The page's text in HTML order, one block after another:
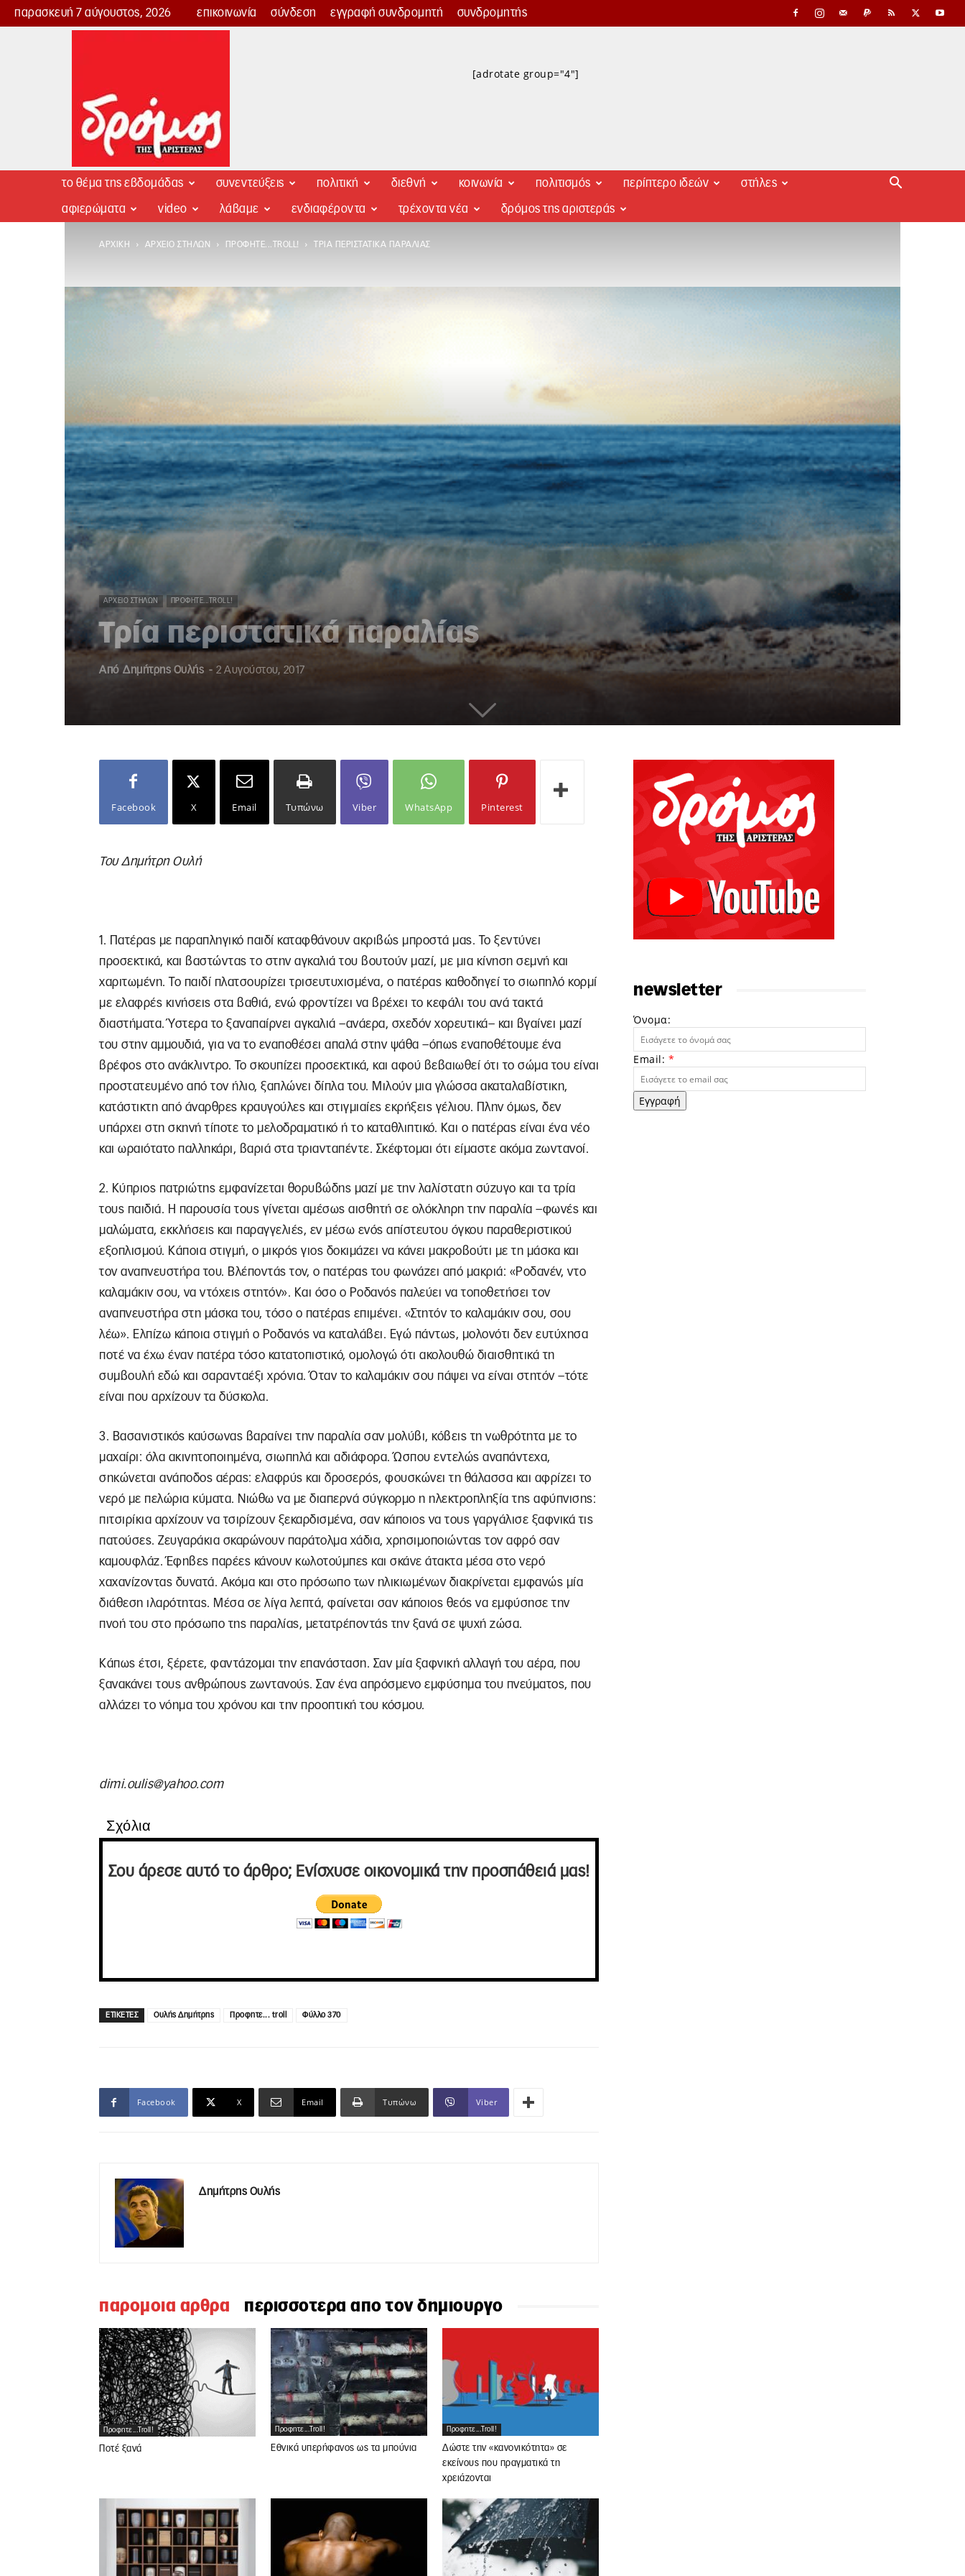
παρασκευή 7 αύγουστος, 2026 επικοινωνία σύνδεση εγγραφή συνδρομητή συνδρομητής
Δρόμος
[adrotate group="4"]
το θέμα της εβδομάδας συνεντεύξεις πολιτική διεθνή κοινωνία πολιτισμός περίπτερο ιδεών στήλες
αφιερώματα video λάβαμε ενδιαφέροντα τρέχοντα νέα δρόμος της αριστεράς
ΑΡΧΙΚΉ ΑΡΧΕΊΟ ΣΤΗΛΏΝ ΠΡΟΦΗΤΕ...TROLL! ΤΡΊΑ ΠΕΡΙΣΤΑΤΙΚΆ ΠΑΡΑΛΊΑΣ
ΑΡΧΕΊΟ ΣΤΗΛΏΝ ΠΡΟΦΗΤΕ...TROLL!
Τρία περιστατικά παραλίας
Από Δημήτρης Ουλής - 2 Αυγούστου, 2017
Facebook X Email Τυπώνω Viber WhatsApp Pinterest
Του Δημήτρη Ουλή
1. Πατέρας με παραπληγικό παιδί καταφθάνουν ακριβώς μπροστά μας. Το ξεντύνει
προσεκτικά, και βαστώντας το στην αγκαλιά του βουτούν μαζί, με μια κίνηση σεμνή και
χαριτωμένη. Το παιδί πλατσουρίζει τρισευτυχισμένα, ο πατέρας καθοδηγεί το σιωπηλό κορμί
με ελαφρές κινήσεις στα βαθιά, ενώ φροντίζει να βρέχει το κεφάλι του ανά τακτά
διαστήματα. Ύστερα το ξαναπαίρνει αγκαλιά –ανάερα, σχεδόν χορευτικά– και βγαίνει μαζί
του στην αμμουδιά, για να το εναποθέσει απαλά στην ψάθα –όπως εναποθέτουμε ένα
βρέφος στο ανάκλιντρο. Το σκουπίζει προσεκτικά, και αφού βεβαιωθεί ότι το σώμα του είναι
προστατευμένο από τον ήλιο, ξαπλώνει δίπλα του. Μιλούν μια γλώσσα ακαταλαβίστικη,
κατάστικτη από άναρθρες κραυγούλες και στιγμιαίες εκρήξεις γέλιου. Πλην όμως, δεν
υπάρχει στη σκηνή τίποτε το μελοδραματικό ή το καταθλιπτικό. Και ο πατέρας είναι ένα νέο
και ωραιότατο παλληκάρι, βαριά στα τριανταπέντε. Σκέφτομαι ότι είμαστε ακόμα ζωντανοί.
2. Κύπριος πατριώτης εμφανίζεται θορυβώδης μαζί με την λαλίστατη σύζυγο και τα τρία
τους παιδιά. Η παρουσία τους γίνεται αμέσως αισθητή σε ολόκληρη την παραλία –φωνές και
μαλώματα, εκκλήσεις και παραγγελιές, εν μέσω ενός απίστευτου όγκου παραθεριστικού
εξοπλισμού. Κάποια στιγμή, ο μικρός γιος δοκιμάζει να κάνει μακροβούτι με τη μάσκα και
τον αναπνευστήρα του. Βλέποντάς τον, ο πατέρας του φωνάζει από μακριά: «Ροδανέν, ντο
καλαμάκιν σου, να ντόχεις στητόν». Και όσο ο Ροδανός παλεύει να τοποθετήσει τον
αναπνευστήρα στη μάσκα του, τόσο ο πατέρας επιμένει. «Στητόν το καλαμάκιν σου, σου
λέω». Ελπίζω κάποια στιγμή ο Ροδανός να καταλάβει. Εγώ πάντως, μολονότι δεν ευτύχησα
ποτέ να έχω έναν πατέρα τόσο κατατοπιστικό, ομολογώ ότι ακολουθώ διαισθητικά τη
συμβουλή εδώ και σαρανταέξι χρόνια. Όταν το καλαμάκιν σου πάψει να είναι στητόν –τότε
είναι που αρχίζουν τα δύσκολα.
3. Βασανιστικός καύσωνας βαραίνει την παραλία σαν μολύβι, κόβεις τη νωθρότητα με το
μαχαίρι: όλα ακινητοποιημένα, σιωπηλά και αδιάφορα. Ώσπου εντελώς αναπάντεχα,
σηκώνεται ανάποδος αέρας: ελαφρύς και δροσερός, φουσκώνει τη θάλασσα και αφρίζει το
νερό με πελώρια κύματα. Νιώθω να με διαπερνά σύγκορμο η ηλεκτροπληξία της αφύπνισης:
πιτσιρίκια αρχίζουν να τσιρίζουν ξεκαρδισμένα, σαν κάποιος να τους γαργάλισε ξαφνικά τις
πατούσες. Ζευγαράκια σκαρώνουν παράτολμα χάδια, χρησιμοποιώντας τον αφρό σαν
καμουφλάζ. Έφηβες παρέες κάνουν κωλοτούμπες και σκάνε άτακτα μέσα στο νερό
χαχανίζοντας δυνατά. Ακόμα και στο πρόσωπο των ηλικιωμένων διακρίνεται εμφανώς μία
διάθεση ιλαρότητας. Μέσα σε λίγα λεπτά, φαίνεται σαν κάποιος θεός να εμφύσησε την
πνοή του στο πρόσωπο της παραλίας, μετατρέποντάς την ξανά σε ψυχή ζώσα.
Κάπως έτσι, ξέρετε, φαντάζομαι την επανάσταση. Σαν μία ξαφνική αλλαγή του αέρα, που
ξανακάνει τους ανθρώπους ζωντανούς. Σαν ένα απρόσμενο εμφύσημα του πνεύματος, που
αλλάζει το νόημα του χρόνου και την προοπτική του κόσμου.
dimi.oulis@yahoo.com
Σχόλια
Σου άρεσε αυτό το άρθρο; Ενίσχυσε οικονομικά την προσπάθειά μας!
ΕΤΙΚΕΤΕΣ Ουλής Δημήτρης Προφητε... troll Φύλλο 370
Facebook X Email Τυπώνω Viber
Δημήτρης Ουλής
παρομοια αρθρα περισσοτερα απο τον δημιουργο
Προφητε...troll!
Ποτέ ξανά
Προφητε...troll!
Εθνικά υπερήφανος ως τα μπούνια
Προφητε...troll!
Δώστε την «κανονικότητα» σε
εκείνους που πραγματικά τη
χρειάζονται
newsletter
Όνομα:
Email: *
Εγγραφή